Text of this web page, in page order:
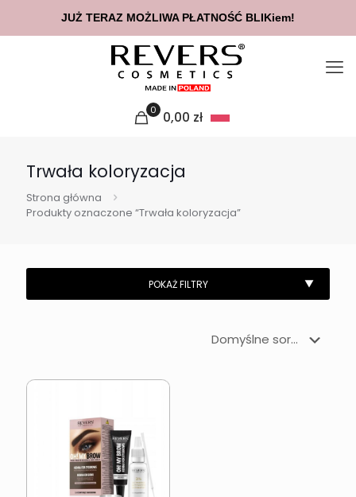
0 0,00 zł
Trwała koloryzacja
Strona główna
Produkty oznaczone “Trwała koloryzacja”
JUŻ TERAZ MOŻLIWA PŁATNOŚĆ BLIKiem!